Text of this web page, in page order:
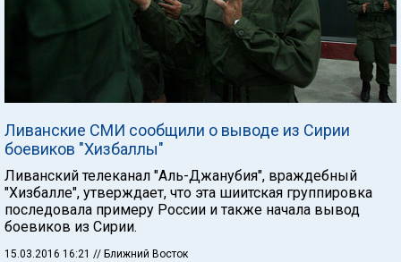
Ливанские СМИ сообщили о выводе из Сирии
боевиков "Хизбаллы"
Ливанский телеканал "Аль-Джанубия", враждебный
"Хизбалле", утверждает, что эта шиитская группировка
последовала примеру России и также начала вывод
боевиков из Сирии.
15.03.2016 16:21 // Ближний Восток